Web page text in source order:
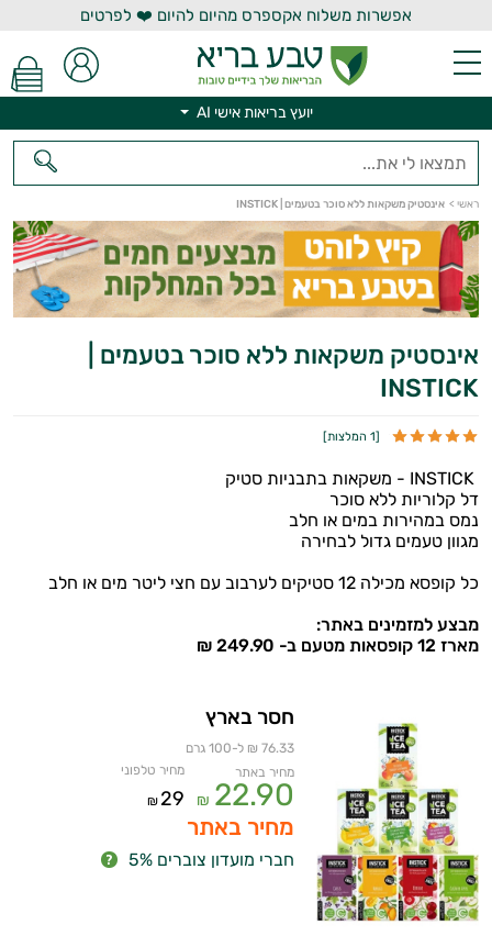
אפשרות משלוח אקספרס מהיום להיום ❤️ לפרטים
יועץ בריאות אישי AI
ראשי > אינסטיק משקאות ללא סוכר בטעמים | INSTICK
אינסטיק משקאות ללא סוכר בטעמים |
INSTICK
[1 המלצות ]
דל קלוריות ללא סוכר
נמס במהירות במים או חלב
מגוון טעמים גדול לבחירה
כל קופסא מכילה 12 סטיקים לערבוב עם חצי ליטר מים או חלב
מבצע למזמינים באתר:
מארז 12 קופסאות מטעם ב- 249.90 ₪
חסר בארץ
76.33 ₪ ל-100 גרם
מחיר באתר
22.90
₪
מחיר טלפוני
29
₪
מחיר באתר
חברי מועדון צוברים 5%
יועץ בריאות אישי AI